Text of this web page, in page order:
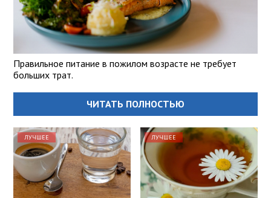
Правильное питание в пожилом возрасте не требует
больших трат.
ЧИТАТЬ ПОЛНОСТЬЮ
ЛУЧШЕЕ ЛУЧШЕЕ